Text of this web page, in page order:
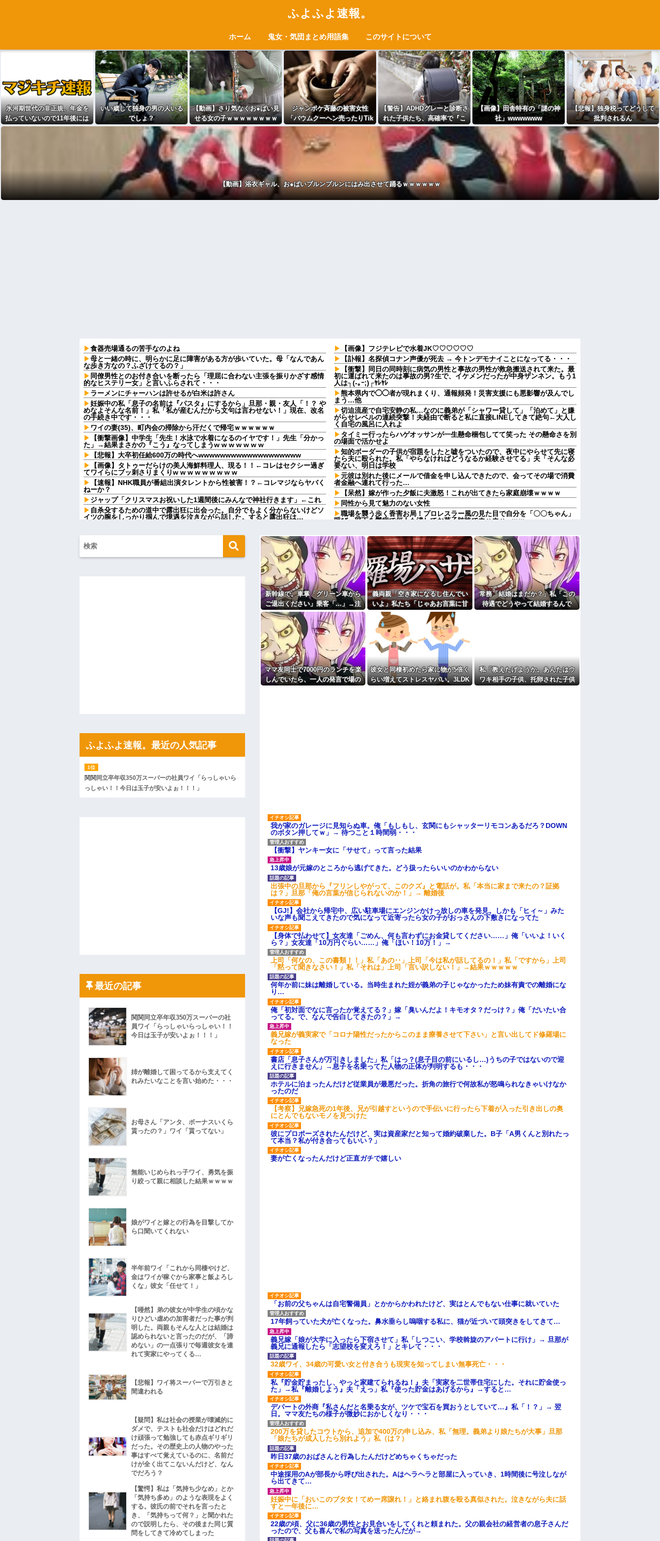
ふよふよ速報。
ホーム 鬼女・気団まとめ用語集 このサイトについて
氷河期世代の非正規、年金を
払っていないので11年後には
生活保護に殺到、どうすんの
いい歳して独身の男の人いる
でしょ？
【動画】さり気なくお●ぱい見
せる女の子ｗｗｗｗｗｗｗｗ
ｗ
ジャンポケ斉藤の被害女性
「バウムクーヘン売ったりTik
Tokライブしててムカついたか
ら示談しなかった」
【警告】ADHDグレーと診断さ
れた子供たち、高確率で『こ
の習慣』をやっていた
→！！！
【画像】田舎特有の「謎の神
社」wwwwwww
【悲報】独身税ってどうして
批判されるん
や？・・・・・・・・・
【動画】浴衣ギャル、お●ぱいプルンプルンにはみ出させて踊るｗｗｗｗｗｗ
食器売場通るの苦手なのよね
母と一緒の時に、明らかに足に障害がある方が歩いていた。母「なんであん
な歩き方なの？ふざけてるの？」
同僚男性とのお付き合いを断ったら「理屈に合わない主張を振りかざす感情
的なヒステリー女」と言いふらされて・・・
ラーメンにチャーハンは許せるが白米は許さん
妊娠中の私「息子の名前は『パスタ』にするから」旦那・親・友人「！？ や
めなよそんな名前！」私「私が産むんだから文句は言わせない！」現在、改名
の手続き中です・・・
ワイの妻(35)、町内会の掃除から汗だくで帰宅ｗｗｗｗｗｗ
【衝撃画像】中学生「先生！水泳で水着になるのイヤです！」先生「分かっ
た」→結果まさかの『こう』なってしまうw w w w w w w
【悲報】大卒初任給600万の時代へwwwwwwwwwwwwwwwwwww
【画像】タトゥーだらけの美人海鮮料理人、現る！！←コレはセクシー過ぎ
てワイらにブッ刺さりまくりw w w w w w w w w
【速報】NHK職員が番組出演タレントから性被害！？←コレマジならヤバく
ねーか？
ジャップ「クリスマスお祝いした1週間後にみんなで神社行きます」←これ
自杀殳するための道中で露出狂に出会った。自分でもよく分からないけどソ
イツの腕をしっかり掴んで境遇を泣きながら話した。すると露出狂は…
知らない写真
【前編】嫁が男っぽい香水の匂いを纏わせて帰宅。不倫を確信した俺は調査
を遂行したんだが...
自分の娘がO型だと分かってホッとしてる。旦那含め旦那方の親戚ほとんど
店員「母親は店が教育するものです！」私「えっ…」→あまりにも強烈な持
私「一人分キャンセルできますか？」店「確認します」→女子会ディナーの
【肥満】 103キロで彼氏にフラれた女の末路が悲惨すぎるｗｗｗｗ
ハードオフに売っていた4万4000円のフィギュアがヤバすぎるｗｗｗｗｗｗ
私「ちょっと、人の家の金庫触らないでよ！」キチママ『そこに金庫があっ
たから、開けてみようとしただけ☆』義兄「泥は出てけ！二度と来るな！」結
私「初めて飲む味だけどなんのお茶？」彼「ちっ！」私「」
後続車にクラクションを鳴らされ彼氏が逆切れ。「何クラクション鳴らして
百年の恋12-899 食べた量を張り合ってくる
【悲報】佐藤輝明・・・２軍でも盛大にやらかす←あまり悲しませないでく
れ
【画像】フジテレビで水着JK♡♡♡♡♡♡
【訃報】名探偵コナン声優が死去 → 今トンデモナイことになってる・・・
【衝撃】同日の同時刻に病気の男性と事故の男性が救急搬送されて来た。最
初に運ばれて来たのは事故の男?生で、イケメンだったが中身ザンネン。もう1
人は┐(-｡ｰ;)┌ﾔﾚﾔﾚ
熊本県内で◯◯者が現れまくり、通報頻発！災害支援にも悪影響が及んでし
まう…他
切迫流産で自宅安静の私…なのに義弟が「シャワー貸して」「泊めて」と嫌
がらせレベルの連続突撃！夫経由で断ると私に直接LINEしてきて絶句←大人し
く自宅の風呂に入れよ
タイミー行ったらハゲオッサンが一生懸命梱包してて笑った その懸命さを別
の場面で活かせよ
知的ボーダーの子供が宿題をしたと嘘をついたので、夜中にやらせて先に寝
たら夫に殴られた。私「やらなければどうなるか経験させてる」夫「そんな必
要ない、明日は学校
元彼は別れた後にメールで借金を申し込んできたので、会ってその場で消費
者金融へ連れて行った…
【呆然】嫁が作った夕飯に夫激怒！これが出てきたら家庭崩壊ｗｗｗｗ
同性から見て魅力のない女性
職場を襲う歩く香害お局！プロレスラー風の見た目で自分を「〇〇ちゃん」
呼び、部下を鬱病で何人も潰してお菓子賄賂でウハウハwｗｗ
う、、、
取り放題でてんこ盛りにしてるのはまあ見かけるが持ち帰りはなしでしょ
う、、、
女「赤ちゃん抱っこしてみますか～？w」ワイ（やめろおおおおおおおおお
おおおおお）
【画像】このボケて、破壊力ありすぎてクッソワロタｗｗｗｗｗｗｗｗｗ
コトメの結婚式で、知らない間にお祝いの歌を弾き語りする事になってた
旦那の同僚女が旦那の元カノ。なのにしょっちゅうペアで仕事してて遅くま
で残業したり二人で出張に行ったり。なんで「今度の出張は一人で行く」って
嘘つくのかな
休んだ翌日、先輩パートに申し送りあるかと確認したらいきなりキレられ
た。このパートの性格悪くないか？
【速報】専門家「イオンモール熊本の爆心地に”こんなもの”があったんだけ
ど…」
主な税金の成り立ちを調べてみたよ
新幹線で。車掌「グリーン車から
ご退出ください」乗客「…」→注
意されても動かない乗客を見てい
たら、その直後まさかの展開に…
義両親「空き家になるし住んでい
いよ」私たち「じゃあお言葉に甘
えて…」→引っ越した途端、予想
外の出来事が待っていて…
常務「結婚はまだか？」私「この
待遇でどうやって結婚するんで
ママ友同士で7000円のランチを楽
しんでいたら、一人の発言で場の
彼女と同棲初めたら家に物が5倍く
らい増えてストレスヤバい。3LDK
私「教えたげようか。あんたはウ
ワキ相手の子供、托卵された子供
我が家のガレージに見知らぬ車。俺「もしもし、玄関にもシャッターリモコンあるだろ？DOWN
のボタン押してｗ」→ 待つこと１時間弱・・・
【衝撃】ヤンキー女に「サせて」って言った結果
13歳娘が元嫁のところから逃げてきた。どう扱ったらいいのかわからない
出張中の旦那から『フリンしやがって、このクズ』と電話が。私「本当に家まで来たの？証拠
は？」旦那「俺の言葉が信じられないのか！」→ 離婚後
【GJ!】会社から帰宅中、広い駐車場にエンジンかけっ放しの車を発見。しかも「ヒィ～」みた
いな声も聞こえてきたので気になって近寄ったら女の子がおっさんの下敷きになってた
【身体で払わせて】女友達「ごめん、何も言わずにお金貸してください……」俺「いいよ！いく
ら？」女友達「10万円ぐらい……」俺「ほい！10万！」→
上司「何なの、この書類！！」私「あの‥」上司「今は私が話してるの！」私「ですから」上司
「黙って聞きなさい！」私「それは」上司「言い訳しない！」→結果ｗｗｗｗｗ
何年か前に妹は離婚している。当時生まれた姪が義弟の子じゃなかったため妹有責での離婚にな
り…
俺「初対面でなに言ったか覚えてる？」嫁「臭いんだよ！キモオタ？だっけ？」俺「だいたい合
ってる。で、なんで告白してきたの？」→
義兄嫁が義実家で「コロナ陽性だったからこのまま療養させて下さい」と言い出してド修羅場に
なった
書店「息子さんが万引きしました」私「はっ？(息子目の前にいるし…)うちの子ではないので迎
えに行きません」→息子を名乗ってた人物の正体が判明するも・・・
ホテルに泊まったんだけど従業員が最悪だった。折角の旅行で何故私が怒鳴られなきゃいけなか
ったのだ
【考察】兄嫁急死の1年後、兄が引越すというので手伝いに行ったら下着が入った引き出しの奥
にとんでもないモノを見つけた
彼にプロポーズされたんだけど、実は資産家だと知って婚約破棄した。B子「A男くんと別れたっ
て本当？私が付き合ってもいい？」
妻が亡くなったんだけど正直ガチで嬉しい
「お前の父ちゃんは自宅警備員」とかからかわれたけど、実はとんでもない仕事に就いていた
17年飼っていた犬が亡くなった。鼻水垂らし嗚咽する私に、猫が近づいて頭突きをしてきて…
義兄嫁「娘が大学に入ったら下宿させて」私「しつこい、学校斡旋のアパートに行け」→ 旦那が
義兄に通報したら「志望校を変えろ！」とキレて・・・
32歳ワイ、34歳の可愛い女と付き合うも現実を知ってしまい無事死亡・・・
私『貯金貯まったし、やっと家建てられるね！』夫「実家を二世帯住宅にした。それに貯金使っ
た」→私『離婚しよう』夫「えっ」私『使った貯金はあげるから』→すると…
デパートの外商『私さんだと名乗る女が、ツケで宝石を買おうとしていて…』私「！？」→ 翌
日。ママ友たちの様子が微妙におかしくなり・・・
200万を貸したコウトから、追加で400万の申し込み、私「無理。義弟より娘たちが大事」旦那
「娘たちが成人したら別れよう」私（は？）
昨日37歳のおばさんと行為したんだけどめちゃくちゃだった
中途採用のAが部長から呼び出された。Aはヘラヘラと部屋に入っていき、1時間後に号泣しなが
ら出てきて…
妊娠中に「おいこのブタ女！てめー席譲れ！」と絡まれ腹を殴る真似された。泣きながら夫に話
すと一年後に…
22歳の頃、父に36歳の男性とお見合いをしてくれと頼まれた。父の親会社の経営者の息子さんだ
ったので、父も喜んで私の写真を送ったんだが→
ふよふよ速報。最近の人気記事
関関同立卒年収350万スーパーの社員ワイ「らっしゃいら
っしゃい！！今日は玉子が安いよぉ！！！」
最近の記事
関関同立卒年収350万スーパーの社
員ワイ「らっしゃいらっしゃい！！
今日は玉子が安いよぉ！！！」
姉が離婚して困ってるから支えてく
れみたいなことを言い始めた・・・
お母さん「アンタ、ボーナスいくら
貰ったの？」ワイ「貰ってない」
無能いじめられっ子ワイ、勇気を振
り絞って親に相談した結果ｗｗｗｗ
娘がワイと嫁との行為を目撃してか
ら口聞いてくれない
半年前ワイ「これから同棲やけど、
金はワイが稼ぐから家事と飯よろし
くな」彼女「任せて！」
【唖然】弟の彼女が中学生の頃かな
りひどい虐めの加害者だった事が判
明した。両親もそんな人とは結婚は
認められないと言ったのだが、「諦
めない」の一点張りで毎週彼女を連
れて実家にやってくる…
【悲報】ワイ将スーパーで万引きと
間違われる
【疑問】私は社会の授業が壊滅的に
ダメで、テストも社会だけはどれだ
け頑張って勉強しても赤点ギリギリ
だった。その歴史上の人物のやった
事はすべて覚えているのに、名前だ
けが全く出てこないんだけど、なん
でだろう？
【驚愕】私は「気持ち少なめ」とか
「気持ち多め」のような表現をよく
する。彼氏の前でそれを言ったと
き、「気持ちって何？」と聞かれた
ので説明したら、その後また同じ質
問をしてきて冷めてしまった